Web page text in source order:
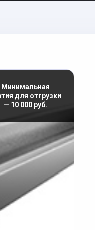
Минимальная
для отгрузки
— 10 000 руб.